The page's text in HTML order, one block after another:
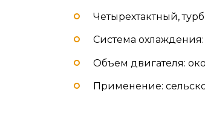
Четырехтактный,
Система
Объем двигателя:
Применение: